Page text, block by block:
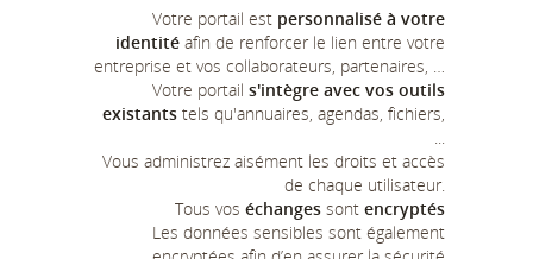
Votre portail est personnalisé à votre
identité afin de renforcer le lien entre votre
entreprise et vos collaborateurs, partenaires, …
Votre portail s'intègre avec vos outils
existants tels qu'annuaires, agendas, fichiers,
...
Vous administrez aisément les droits et accès
de chaque utilisateur.
Tous vos échanges sont encryptés
Les données sensibles sont également